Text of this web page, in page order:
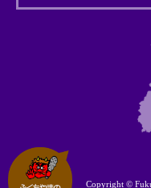
Copyright ©